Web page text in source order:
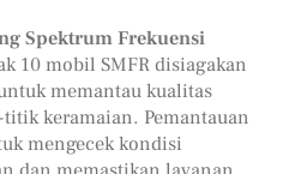
Spektrum Frekuensi
10 mobil SMFR disiagakan
memantau kualitas
keramaian. Pemantauan
mengecek kondisi